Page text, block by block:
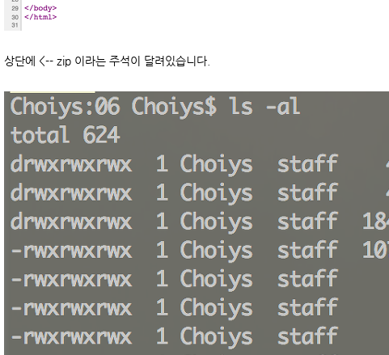
상단에 <-- zip 이라는 주석이 달려있습니다.